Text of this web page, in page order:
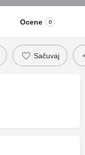
Ocene 0
Sačuvaj